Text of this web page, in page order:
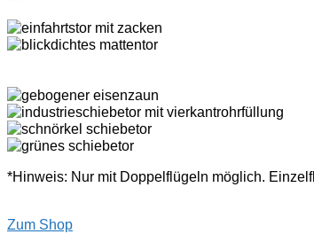
*Hinweis: Nur mit Doppelflügeln möglich.
Zum Shop